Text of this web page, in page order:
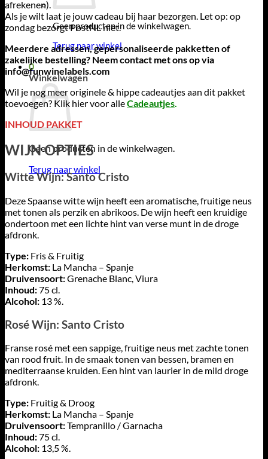
Geen producten in de winkelwagen.
Terug naar winkel
0
Winkelwagen
Geen producten in de winkelwagen.
Terug naar winkel
afrekenen).
Als je wilt laat je jouw cadeau bij haar bezorgen. Let op: op
zondag bezorgt PostNL niet.
Meerdere adressen, gepersonaliseerde pakketten of
zakelijke bestelling? Neem contact met ons op via
info@funwinelabels.com
Wil je nog meer originele & hippe cadeautjes aan dit pakket
toevoegen? Klik hier voor alleCadeautjes
INHOUD PAKKET
WIJN OPTIES
Witte Wijn: Santo Cristo
Deze Spaanse witte wijn heeft een aromatische, fruitige neus
met tonen als perzik en abrikoos. De wijn heeft een kruidige
ondertoon met een lichte hint van verse munt in de droge
afdronk.
Type: Fris & Fruitig
Herkomst: La Mancha – Spanje
Druivensoort:Grenache Blanc, Viura
Inhoud:75 cl.
Alcohol: 13 %.
Rosé Wijn: Santo Cristo
Franse rosé met een sappige, fruitige neus met zachte tonen
van rood fruit. In de smaak tonen van bessen, bramen en
mediterraanse kruiden. Een hint van laurier in de mild droge
afdronk.
Type: Fruitig & Droog
Herkomst: La Mancha – Spanje
Druivensoort:Tempranillo / Garnacha
Inhoud:75 cl.
Alcohol: 13,5 %.